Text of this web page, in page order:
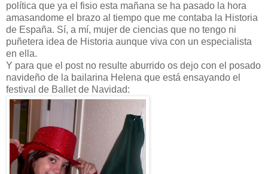
política que ya el fisio esta mañana se ha pasado la hora
amasandome el brazo al tiempo que me contaba la Historia
de España. Sí, a mí, mujer de ciencias que no tengo ni
puñetera idea de Historia aunque viva con un especialista
en ella.
Y para que el post no resulte aburrido os dejo con el posado
navideño de la bailarina Helena que está ensayando el
festival de Ballet de Navidad: